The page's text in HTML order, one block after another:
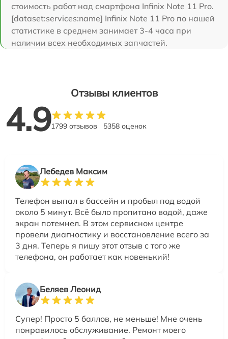
стоимость работ над смартфона Infinix Note 11 Pro.
[dataset:services:name] Infinix Note 11 Pro по нашей
статистике в среднем занимает 3-4 часа при
наличии всех необходимых запчастей.
Отзывы клиентов
4.91799 отзывов 5358 оценок
Лебедев Максим
Телефон выпал в бассейн и пробыл под водой
около 5 минут. Всё было пропитано водой, даже
экран потемнел. В этом сервисном центре
провели диагностику и восстановление всего за
3 дня. Теперь я пишу этот отзыв с того же
телефона, он работает как новенький!
Беляев Леонид
Супер! Просто 5 баллов, не меньше! Мне очень
понравилось обслуживание. Ремонт моего